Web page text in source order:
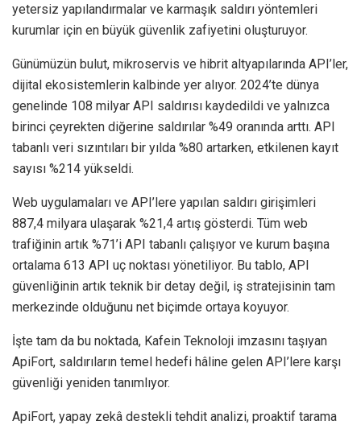
yetersiz yapılandırmalar ve karmaşık saldırı yöntemleri
kurumlar için en büyük güvenlik zafiyetini oluşturuyor.
Günümüzün bulut, mikroservis ve hibrit altyapılarında API’ler,
dijital ekosistemlerin kalbinde yer alıyor. 2024’te dünya
genelinde 108 milyar API saldırısı kaydedildi ve yalnızca
birinci çeyrekten diğerine saldırılar %49 oranında arttı. API
tabanlı veri sızıntıları bir yılda %80 artarken, etkilenen kayıt
sayısı %214 yükseldi.
Web uygulamaları ve API’lere yapılan saldırı girişimleri
887,4 milyara ulaşarak %21,4 artış gösterdi. Tüm web
trafiğinin artık %71’i API tabanlı çalışıyor ve kurum başına
ortalama 613 API uç noktası yönetiliyor. Bu tablo, API
güvenliğinin artık teknik bir detay değil, iş stratejisinin tam
merkezinde olduğunu net biçimde ortaya koyuyor.
İşte tam da bu noktada, Kafein Teknoloji imzasını taşıyan
ApiFort, saldırıların temel hedefi hâline gelen API’lere karşı
güvenliği yeniden tanımlıyor.
ApiFort, yapay zekâ destekli tehdit analizi, proaktif tarama